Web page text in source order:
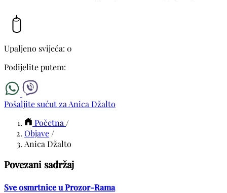
Upaljeno svijeća: 0
Podijelite putem:
Pošaljite sućut za Anica Džalto
Početna /
Objave /
Anica Džalto
Povezani sadržaj
Sve osmrtnice u Prozor-Rama